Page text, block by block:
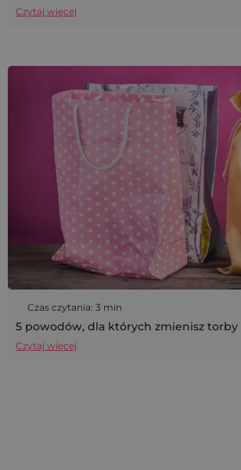
Czytaj więcej
Czas czytania: 3 min
5 powodów, dla których zmienisz
Czytaj więcej